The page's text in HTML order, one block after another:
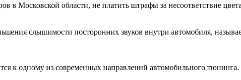
в Московской области, не платить штрафы за несоответствие
слышимости посторонних звуков внутри автомобиля,
к одному из современных направлений автомобильного